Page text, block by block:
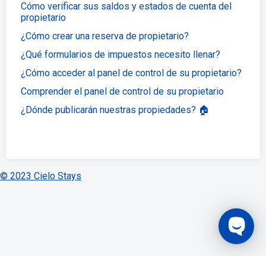
Cómo verificar sus saldos y estados de cuenta del
propietario
¿Cómo crear una reserva de propietario?
¿Qué formularios de impuestos necesito llenar?
¿Cómo acceder al panel de control de su propietario?
Comprender el panel de control de su propietario
¿Dónde publicarán nuestras propiedades? 🏠
© 2023 Cielo Stays